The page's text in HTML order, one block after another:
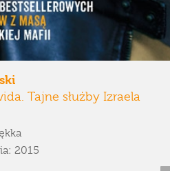
Tajne służby Izraela
2015